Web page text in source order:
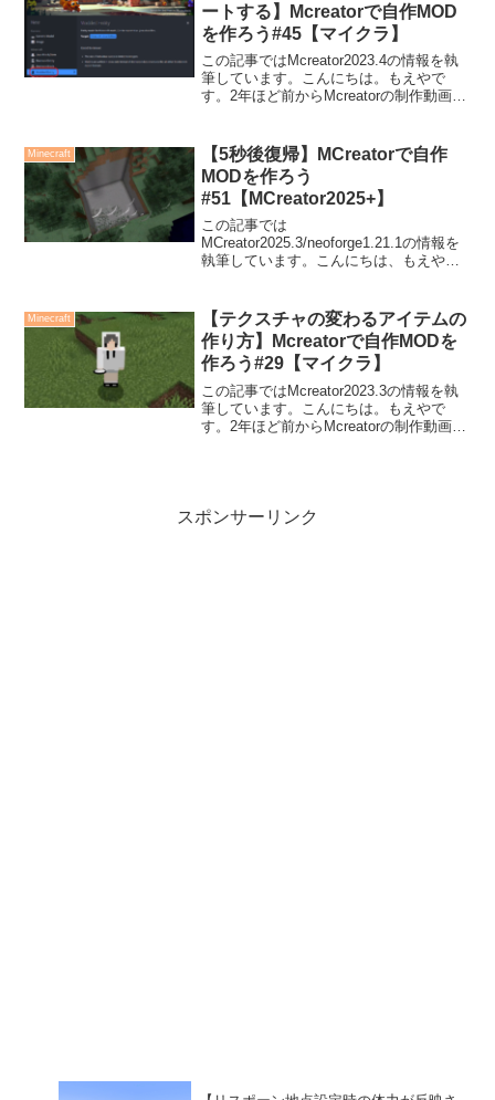
ートする】Mcreatorで自作MOD
を作ろう#45【マイクラ】
この記事ではMcreator2023.4の情報を執
筆しています。こんにちは。もえやで
す。2年ほど前からMcreatorの制作動画を
にインポートしてみまし...
Minecraft
【5秒後復帰】MCreatorで自作
MODを作ろう
#51【MCreator2025+】
この記事では
MCreator2025.3/neoforge1.21.1の情報を
執筆しています。こんにちは、もえやで
げて地面に当たると、周辺のブロック
が...
Minecraft
【テクスチャの変わるアイテムの
作り方】Mcreatorで自作MODを
作ろう#29【マイクラ】
この記事ではMcreator2023.3の情報を執
筆しています。こんにちは。もえやで
す。2年ほど前からMcreatorの制作動画を
スポンサーリンク